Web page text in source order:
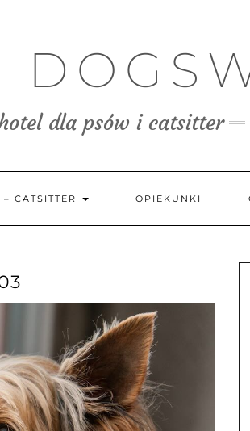
dla psów i catsitter
CATSITTER OPIEKUNKI